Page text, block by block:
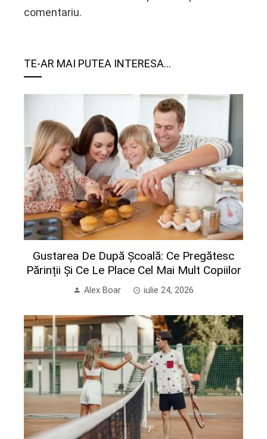
comentariu.
TE-AR MAI PUTEA INTERESA...
Gustarea De După Școală: Ce Pregătesc
Părinții Și Ce Le Place Cel Mai Mult Copiilor
Alex Boar iulie 24, 2026